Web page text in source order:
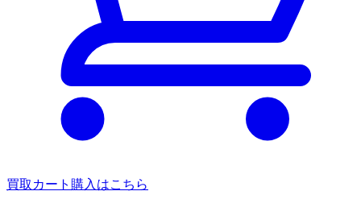
買取カート 購入はこちら